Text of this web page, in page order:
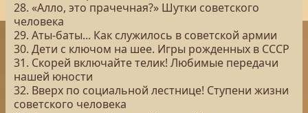
28. «Алло, это прачечная?» Шутки советского
человека
29. Аты-баты... Как служилось в советской армии
30. Дети с ключом на шее. Игры рожденных в СССР
31. Скорей включайте телик! Любимые передачи
нашей юности
32. Вверх по социальной лестнице! Ступени жизни
советского человека